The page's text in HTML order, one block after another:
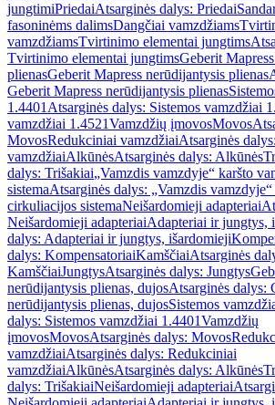
jungtimiPriedaiAtsarginės dalys: Priedai
fasoninėms dalimsDangčiai vamzdžiams
vamzdžiamsTvirtinimo elementai jungtims
Tvirtinimo elementai jungtimsGeberit
plienasGeberit Mapress nerūdijantysis plienas
Geberit Mapress nerūdijantysis plienas
1.4401 Atsarginės dalys: Sistemos vamzdžiai
vamzdžiai 1.4521Vamzdžių įmovosMovos
MovosRedukciniai vamzdžiaiAtsarginės
vamzdžiaiAlkūnėsAtsarginės dalys: Alkūnės
dalys: Trišakiai„Vamzdis vamzdyje“ karšto
sistemaAtsarginės dalys: „Vamzdis
cirkuliacijos sistemaNeišardomieji adapteriai
Neišardomieji adapteriaiAdapteriai ir jungtys,
dalys: Adapteriai ir jungtys, išardomieji
dalys: KompensatoriaiKamščiaiAtsarginės
KamščiaiJungtysAtsarginės dalys: Jungtys
nerūdijantysis plienas, dujosAtsarginės dalys:
nerūdijantysis plienas, dujosSistemos
dalys: Sistemos vamzdžiai 1.4401Vamzdžių
įmovosMovosAtsarginės dalys: Movos
vamzdžiaiAtsarginės dalys: Redukciniai
vamzdžiaiAlkūnėsAtsarginės dalys: Alkūnės
dalys: TrišakiaiNeišardomieji adapteriai